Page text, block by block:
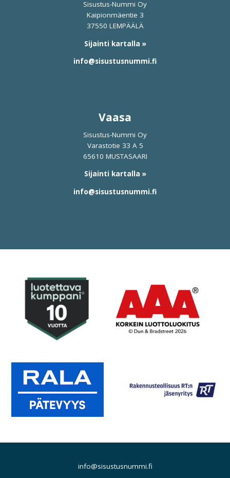
Sisustus-Nummi Oy
Kaipionmäentie 3
37550 LEMPÄÄLÄ
Sijainti kartalla »
info@sisustusnummi.fi
Vaasa
Sisustus-Nummi Oy
Varastotie 33 A 5
65610 MUSTASAARI
Sijainti kartalla »
info@sisustusnummi.fi
info@sisustusnummi.fi